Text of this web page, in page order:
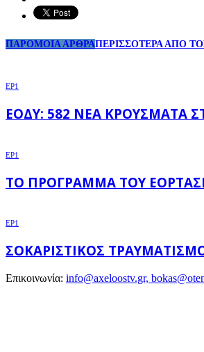
ΠΑΡΟΜΟΙΑ ΑΡΘΡΑΠΕΡΙΣΣΟΤΕΡΑ ΑΠΟ
EP1
ΕΟΔΥ: 582 ΝΈΑ ΚΡΟΎΣΜΑΤΑ
EP1
ΤΟ ΠΡΌΓΡΑΜΜΑ ΤΟΥ
EP1
ΣΟΚΑΡΙΣΤΙΚΌΣ
Επικοινωνία: info@axeloostv.gr,